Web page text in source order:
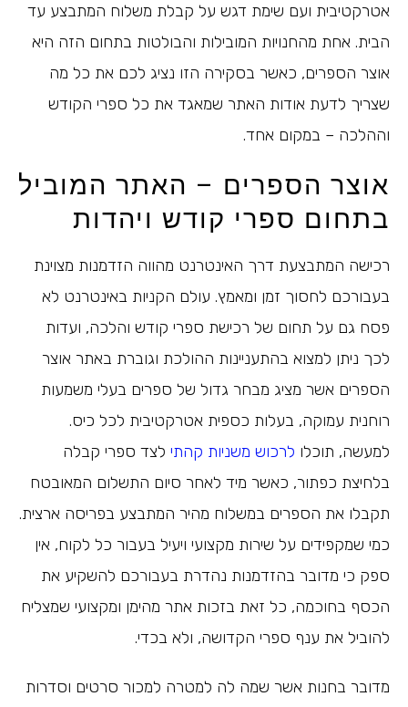
אטרקטיבית ועם שימת דגש על קבלת משלוח המתבצע עד
הבית. אחת מהחנויות המובילות והבולטות בתחום הזה היא
אוצר הספרים, כאשר בסקירה הזו נציג לכם את כל מה
שצריך לדעת אודות האתר שמאגד את כל ספרי הקודש
וההלכה – במקום אחד.
אוצר הספרים – האתר המוביל
בתחום ספרי קודש ויהדות
רכישה המתבצעת דרך האינטרנט מהווה הזדמנות מצוינת
בעבורכם לחסוך זמן ומאמץ. עולם הקניות באינטרנט לא
פסח גם על תחום של רכישת ספרי קודש והלכה, ועדות
לכך ניתן למצוא בהתעניינות ההולכת וגוברת באתר אוצר
הספרים אשר מציג מבחר גדול של ספרים בעלי משמעות
רוחנית עמוקה, בעלות כספית אטרקטיבית לכל כיס.
למעשה, תוכלו לרכוש משניות קהתי לצד ספרי קבלה
בלחיצת כפתור, כאשר מיד לאחר סיום התשלום המאובטח
תקבלו את הספרים במשלוח מהיר המתבצע בפריסה ארצית.
כמי שמקפידים על שירות מקצועי ויעיל בעבור כל לקוח, אין
ספק כי מדובר בהזדמנות נהדרת בעבורכם להשקיע את
הכסף בחוכמה, כל זאת בזכות אתר מהימן ומקצועי שמצליח
להוביל את ענף ספרי הקדושה, ולא בכדי.
מדובר בחנות אשר שמה לה למטרה למכור סרטים וסדרות